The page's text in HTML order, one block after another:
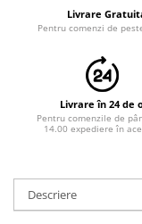
Livrare
Pentru comenzi de
Livrare în 24 de
Pentru comenzile de
14.00 expediere în
Descriere